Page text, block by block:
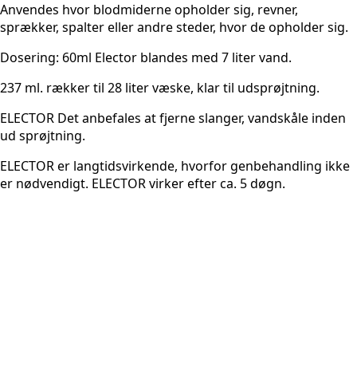
Anvendes hvor blodmiderne opholder sig, revner,
sprækker, spalter eller andre steder, hvor de opholder sig.​
Dosering: 60ml Elector blandes med 7 liter vand.​
237 ml. rækker til 28 liter væske, klar til udsprøjtning.​
ELECTOR Det anbefales at fjerne slanger, vandskåle inden
ud sprøjtning.​
ELECTOR er langtidsvirkende, hvorfor genbehandling ikke
er nødvendigt. ELECTOR virker efter ca. 5 døgn.